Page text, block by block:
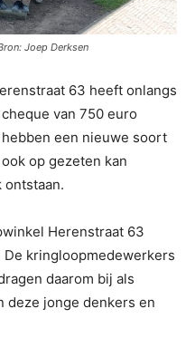
Joep Derksen
63 heeft onlangs
van 750 euro
een nieuwe soort
op gezeten kan
ontstaan.
Herenstraat 63
kringloopmedewerkers
daarom bij als
deze jonge denkers en